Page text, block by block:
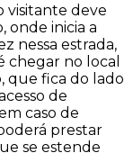
visitante deve
onde inicia a
nessa estrada,
chegar no local
que fica do lado
de
caso de
prestar
se estende